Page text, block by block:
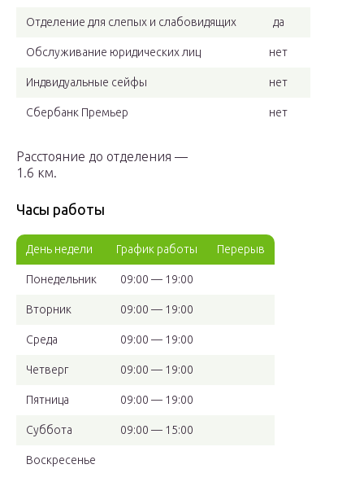
Отделение для слепых и слабовидящих да
Обслуживание юридических лиц нет
Индвидуальные сейфы нет
Сбербанк Премьер нет
Расстояние до отделения —
1.6 км.
Часы работы
День недели График работы Перерыв
Понедельник 09:00 — 19:00
Вторник 09:00 — 19:00
Среда 09:00 — 19:00
Четверг 09:00 — 19:00
Пятница 09:00 — 19:00
Суббота 09:00 — 15:00
Воскресенье